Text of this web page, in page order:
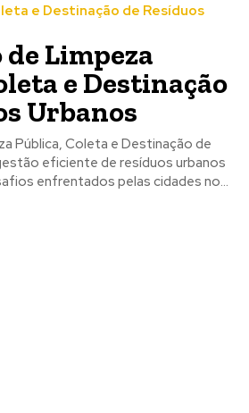
e Destinação de Resíduos
de Limpeza
e Destinação
Urbanos
Pública, Coleta e Destinação de
enfrentados pelas cidades no...